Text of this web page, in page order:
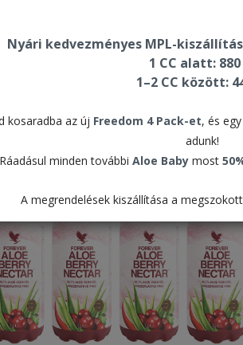
Nyári kedvezményes MPL-
1 CC alatt:
1–2 CC között:
kosaradba az új Freedom 4 Pack-et, és egy
adunk!
Ráadásul minden további Aloe Babymost
A megrendelések kiszállítása a
Nectar